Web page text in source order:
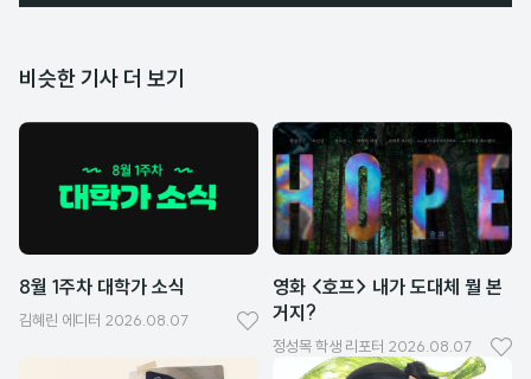
비슷한 기사 더 보기
8월 1주차 대학가 소식
김혜린 에디터 2026.08.07
좋
영화 <호프> 내가 도대체 뭘 본
거지?
정성목학생 리포터 2026.08.07
좋